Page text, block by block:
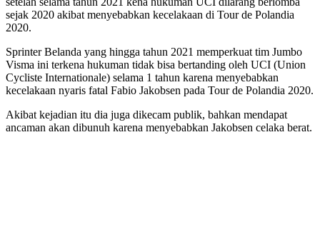
sejak 2020 akibat menyebabkan kecelakaan di Tour de Polandia
2020.
Sprinter Belanda yang hingga tahun 2021 memperkuat tim Jumbo
Visma ini terkena hukuman tidak bisa bertanding oleh UCI (Union
Cycliste Internationale) selama 1 tahun karena menyebabkan
kecelakaan nyaris fatal Fabio Jakobsen pada Tour de Polandia 2020.
Akibat kejadian itu dia juga dikecam publik, bahkan mendapat
ancaman akan dibunuh karena menyebabkan Jakobsen celaka berat.